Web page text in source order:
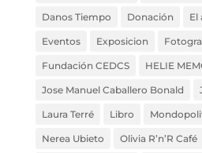
Danos Tiempo Donación El
Eventos Exposicion
Fundación CEDCS HELIE
Jose Manuel Caballero Bonald
Laura Terré Libro
Nerea Ubieto Olivia R’n’R Café